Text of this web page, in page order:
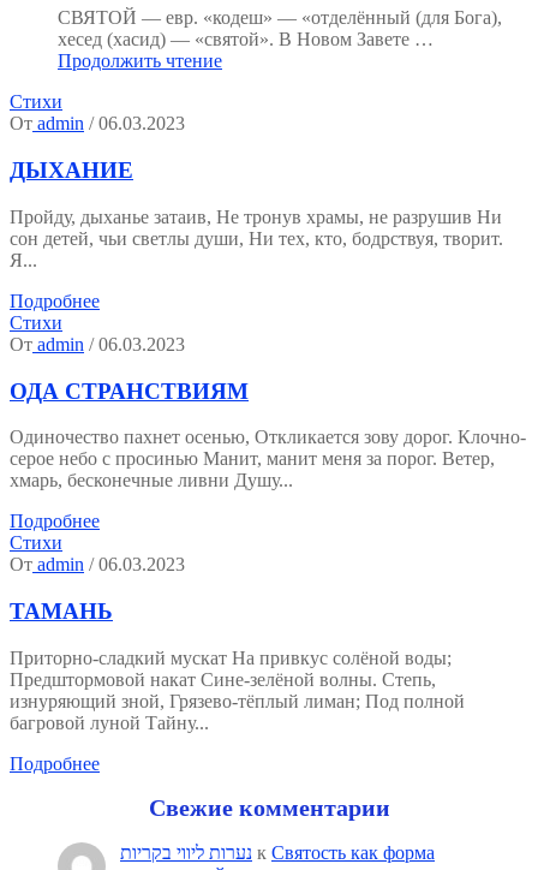
культуры"
СВЯТОЙ — евр. «кодеш» — «отделённый (для Бога),
хесед (хасид) — «святой». В Новом Завете …
Продолжить чтение"ЭКСПЕРТИЗА
Стихи
От admin / 06.03.2023
ДЫХАНИЕ
Пройду, дыханье затаив, Не тронув храмы, не разрушив Ни
сон детей, чьи светлы души, Ни тех, кто, бодрствуя, творит.
Я...
Подробнее
Стихи
От admin / 06.03.2023
ОДА СТРАНСТВИЯМ
Одиночество пахнет осенью, Откликается зову дорог. Клочно-
серое небо с просинью Манит, манит меня за порог. Ветер,
хмарь, бесконечные ливни Душу...
Подробнее
Стихи
От admin / 06.03.2023
ТАМАНЬ
Приторно-сладкий мускат На привкус солёной воды;
Предштормовой накат Сине-зелёной волны. Степь,
изнуряющий зной, Грязево-тёплый лиман; Под полной
багровой луной Тайну...
Подробнее
Свежие комментарии
נערות ליווי בקריות к Святость как форма